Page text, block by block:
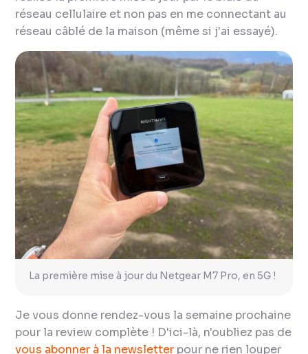
réseau cellulaire et non pas en me connectant au
réseau câblé de la maison (même si j'ai essayé).
La première mise à jour du Netgear M7 Pro, en 5G !
Je vous donne rendez-vous la semaine prochaine
pour la review complète ! D'ici-là, n'oubliez pas de
vous abonner à la newsletter pour ne rien louper